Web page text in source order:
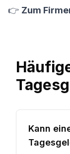
👉 Zum
Kann